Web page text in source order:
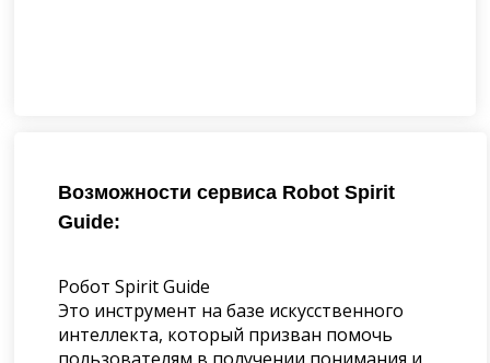
Возможности сервиса Robot Spirit
Guide:
Робот Spirit Guide
Это инструмент на базе искусственного
интеллекта, который призван помочь